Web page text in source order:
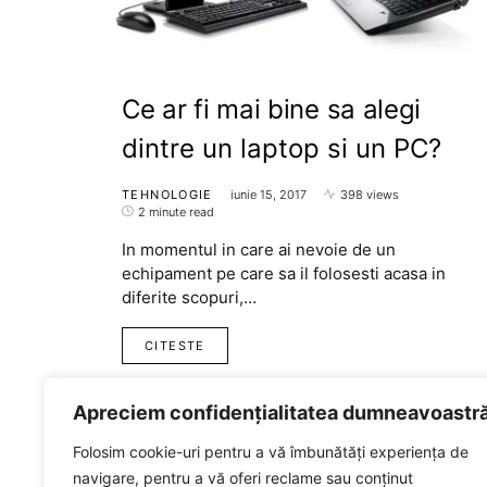
Apreciem confidențialitatea
Folosim cookie-uri pentru a vă îmbunătăți experiența de
navigare, pentru a vă oferi reclame sau conținut
Ce ar fi mai bine sa alegi
dintre un laptop si un PC?
TEHNOLOGIE iunie 15, 2017
398 views
2 minute read
In momentul in care ai nevoie de un
echipament pe care sa il folosesti acasa in
diferite scopuri,…
CITESTE